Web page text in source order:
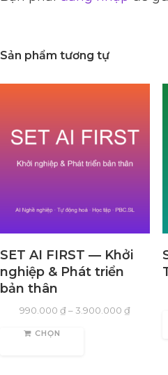
Sản phẩm tương tự
SET AI FIRST — Khởi
nghiệp & Phát triển
bản thân
990.000₫– 3.900.000₫
CHỌN